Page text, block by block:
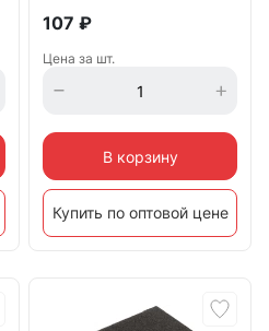
107 ₽
Цена за шт.
В корзину
Купить по оптовой цене